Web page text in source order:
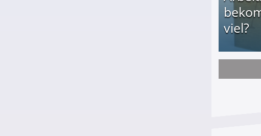
viel?
Arbeitslosengeld: Wofür bekommt man es und wie viel?